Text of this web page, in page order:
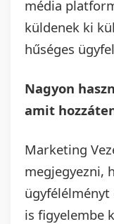
média
küldenek ki
hűséges
Nagyon
amit
Marketing
megjegyezni,
is figyelembe